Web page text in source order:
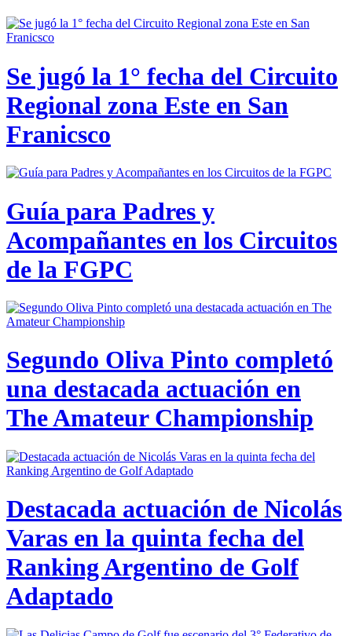
Se jugó la 1° fecha del Circuito
Regional zona Este en San
Franicsco
Guía para Padres y
Acompañantes en los Circuitos
de la FGPC
Segundo Oliva Pinto completó
una destacada actuación en
The Amateur Championship
Destacada actuación de Nicolás
Varas en la quinta fecha del
Ranking Argentino de Golf
Adaptado